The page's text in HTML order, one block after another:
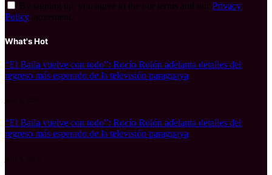
By signing up, you agree to the our terms and our Privacy
Policy agreement.
What's Hot
“El Baila vuelve con todo”: Rocío Rolón adelanta detalles del
regreso más esperado de la televisión paraguaya
“El Baila vuelve con todo”: Rocío Rolón adelanta detalles del
regreso más esperado de la televisión paraguaya